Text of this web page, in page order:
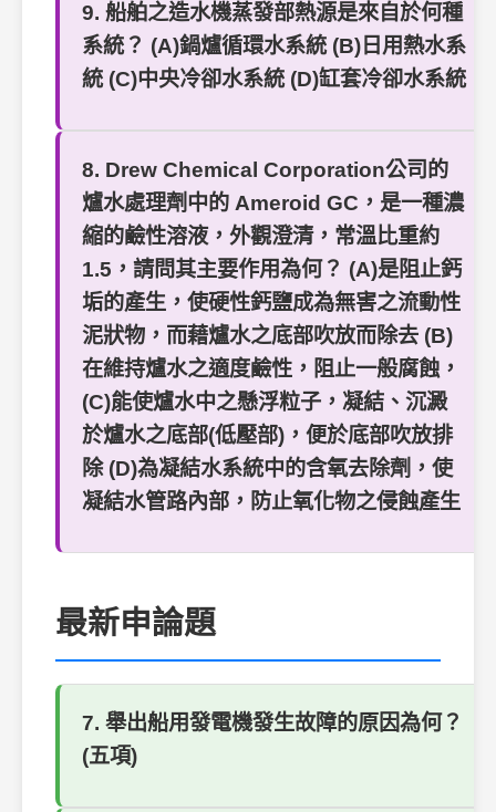
9. 船舶之造水機蒸發部熱源是來自於何種
系統？ (A)鍋爐循環水系統 (B)日用熱水系
統 (C)中央冷卻水系統 (D)缸套冷卻水系統
8. Drew Chemical Corporation公司的
爐水處理劑中的 Ameroid GC，是一種濃
縮的鹼性溶液，外觀澄清，常溫比重約
1.5，請問其主要作用為何？ (A)是阻止鈣
垢的產生，使硬性鈣鹽成為無害之流動性
泥狀物，而藉爐水之底部吹放而除去 (B)
在維持爐水之適度鹼性，阻止一般腐蝕，
(C)能使爐水中之懸浮粒子，凝結、沉澱
於爐水之底部(低壓部)，便於底部吹放排
除 (D)為凝結水系統中的含氧去除劑，使
凝結水管路內部，防止氧化物之侵蝕產生
最新申論題
7. 舉出船用發電機發生故障的原因為何？
(五項)